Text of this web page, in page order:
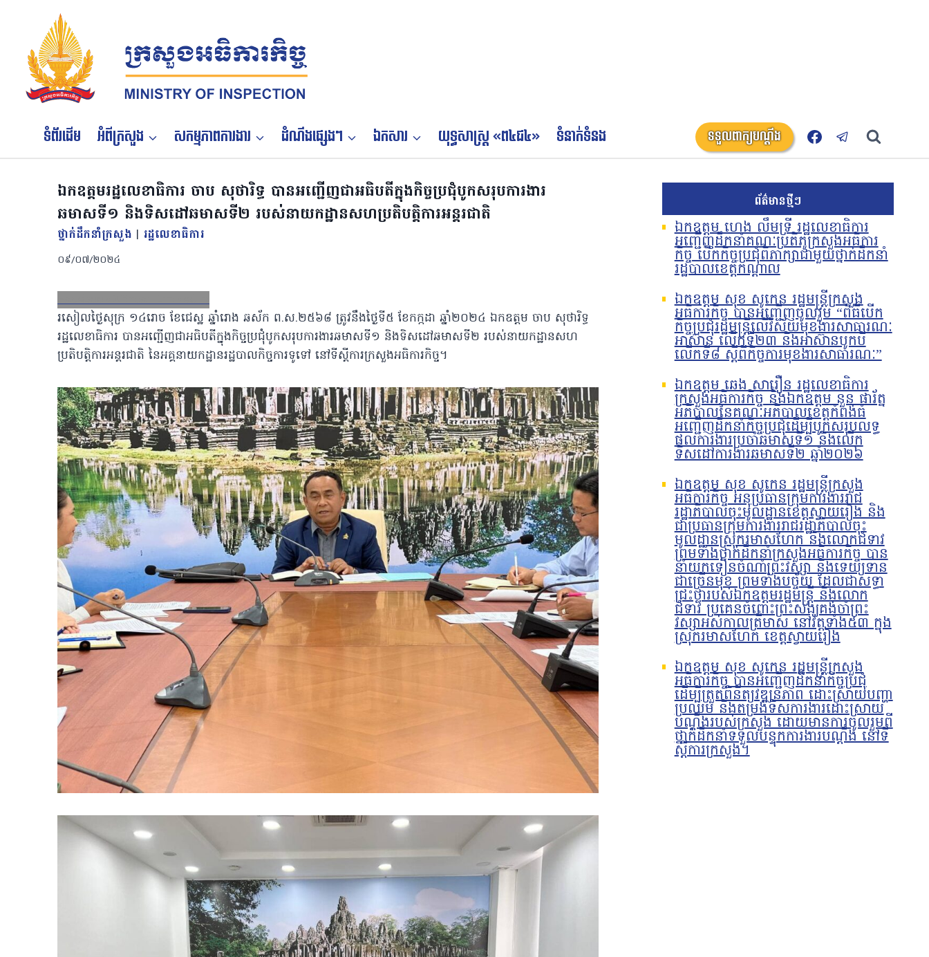
content
ទំព័រដើម អំពីក្រសួង សកម្មភាពការងារ ដំណឹងផ្សេងៗ ឯកសារ យុទ្ធសាស្ត្រ «ព៤ជ៤» ទំនាក់ទំនង ទទួលពាក្យបណ្តឹង
ឯកឧត្តមរដ្ឋលេខាធិការ ចាប សុថារិទ្ធ បានអញ្ជើញជាអធិបតីក្នុងកិច្ចប្រជុំបូកសរុបការងារ
ឆមាសទី១ និងទិសដៅឆមាសទី២ របស់នាយកដ្ឋានសហប្រតិបត្តិការអន្តរជាតិ
ថ្នាក់ដឹកនាំក្រសួង | រដ្ឋលេខាធិការ
០៩/០៧/២០២៤
FacebookXEmailLinkedIn
រសៀលថ្ងៃសុក្រ ១៤រោច ខែជេស្ឋ ឆ្នាំរោង ឆស័ក ព.ស.២៥៦៨ ត្រូវនឹងថ្ងៃទី៥ ខែកក្កដា ឆ្នាំ២០២៤ ឯកឧត្តម ចាប សុថារិទ្ធ
រដ្ឋលេខាធិការ បានអញ្ជើញជាអធិបតីក្នុងកិច្ចប្រជុំបូកសរុបការងារឆមាសទី១ និងទិសដៅឆមាសទី២ របស់នាយកដ្ឋានសហ
ប្រតិបត្តិការអន្តរជាតិ នៃអគ្គនាយកដ្ឋានរដ្ឋបាលកិច្ចការទូទៅ នៅទីស្តីការក្រសួងអធិការកិច្ច។
ព័ត៌មានថ្មីៗ
ឯកឧត្តម ហេង លឹមទ្រី រដ្ឋលេខាធិការ
អញ្ជើញដឹកនាំគណៈប្រតិភូក្រសួងអធិការ
កិច្ច បើកកិច្ចប្រជុំពិភាក្សាជាមួយថ្នាក់ដឹកនាំ
រដ្ឋបាលខេត្តកណ្តាល
ឯកឧត្តម សុខ សូកេន រដ្ឋមន្រ្តីក្រសួង
អធិការកិច្ច បានអញ្ជើញចូលរួម “ពិធីបើក
កិច្ចប្រជុំរដ្ឋមន្ត្រីលើវិស័យមុខងារសាធារណៈ
អាស៊ាន លើកទី២៣ និងអាស៊ានបូកបី
លើកទី៨ ស្តីពីកិច្ចការមុខងារសាធារណៈ”
ឯកឧត្តម ឆេង សារឿន រដ្ឋលេខាធិការ
ក្រសួងអធិការកិច្ច និងឯកឧត្តម នួន ផារ័ត្ន
អភិបាលនៃគណៈអភិបាលខេត្តកំពង់ធំ
អញ្ជើញដឹកនាំកិច្ចប្រជុំដើម្បីបូកសរុបលទ្ធ
ផលការងារប្រចាំឆមាសទី១ និងលើក
ទិសដៅការងារឆមាសទី២ ឆ្នាំ២០២៦
ឯកឧត្តម សុខ សូកេន រដ្ឋមន្រ្តីក្រសួង
អធិការកិច្ច អនុប្រធានក្រុមការងាររាជ
រដ្ឋាភិបាលចុះមូលដ្ឋានខេត្តស្វាយរៀង និង
ជាប្រធានក្រុមការងាររាជរដ្ឋាភិបាលចុះ
មូលដ្ឋានស្រុករមាសហែក និងលោកជំទាវ
ព្រមទាំងថ្នាក់ដឹកនាំក្រសួងអធិការកិច្ច បាន
នាំយកទៀនចំណាំព្រះវស្សា និងទេយ្យទាន
ជាច្រើនមុខ ព្រមទាំងបច្ច័យ ដែលជាសទ្ធា
ជ្រះថ្លារបស់ឯកឧត្តមរដ្ឋមន្រ្តី និងលោក
ជំទាវ ប្រគេនចំពោះព្រះសង្ឃគង់ចាំព្រះ
វស្សាអស់កាលត្រីមាស នៅវត្តទាំង៥៣ ក្នុង
ស្រុករមាសហែក ខេត្តស្វាយរៀង
ឯកឧត្តម សុខ សូកេន រដ្ឋមន្រ្តីក្រសួង
អធិការកិច្ច បានអញ្ជើញដឹកនាំកិច្ចប្រជុំ
ដើម្បីត្រួតពិនិត្យវឌ្ឍនភាព ដោះស្រាយបញ្ហា
ប្រឈម និងតម្រង់ទិសការងារដោះស្រាយ
បណ្តឹងរបស់ក្រសួង ដោយមានការចូលរួមពី
ថ្នាក់ដឹកនាំទទួលបន្ទុកការងារបណ្ដឹង នៅទី
ស្ដីការក្រសួង។